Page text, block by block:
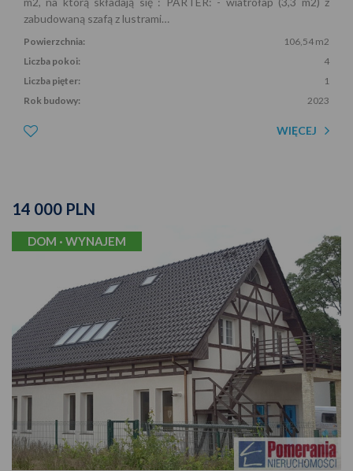
zabudowaną szafą z lustrami…
Powierzchnia:
106,54 m2
Liczba pokoi:
4
Liczba pięter:
1
Rok budowy:
2023
WIĘCEJ
14 000 PLN
DOM · WYNAJEM